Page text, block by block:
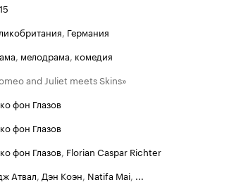
, Германия
, мелодрама, комедия
and Juliet meets Skins»
фон Глазов
фон Глазов
фон Глазов, Florian Caspar Richter
Атвал, Дэн Коэн, Natifa Mai, ...